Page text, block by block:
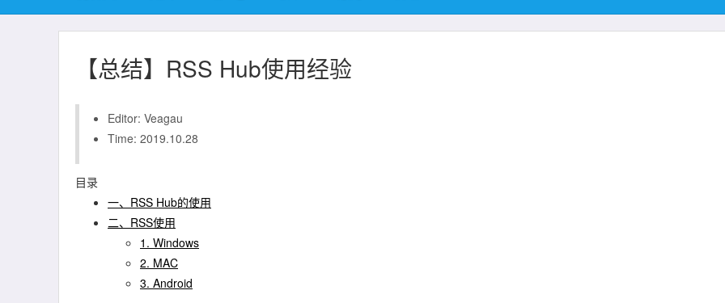
【总结】RSS Hub使用经验
Editor: Veagau
Time: 2019.10.28
目录
一、RSS Hub的使用
二、RSS使用
1. Windows
2. MAC
3. Android